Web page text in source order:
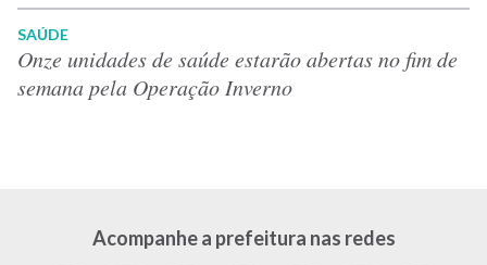
SAÚDE
Onze unidades de saúde estarão abertas no fim de
semana pela Operação Inverno
Acompanhe a prefeitura nas redes